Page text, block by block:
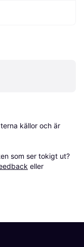
källor och är
som ser tokigt ut?
eller